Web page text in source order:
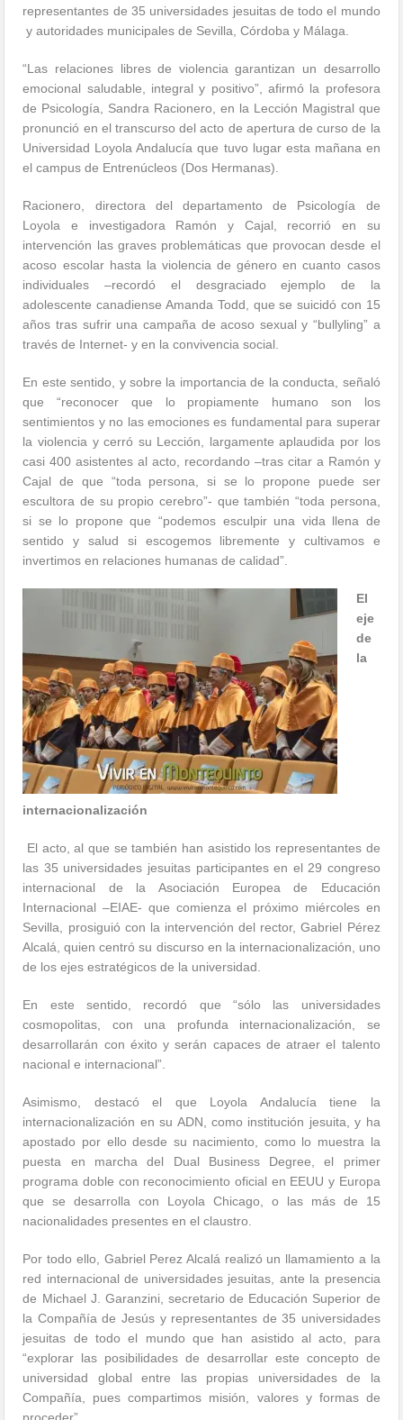
representantes de 35 universidades jesuitas de todo el mundo
y autoridades municipales de Sevilla, Córdoba y Málaga.
“Las relaciones libres de violencia garantizan un desarrollo
emocional saludable, integral y positivo”, afirmó la profesora
de Psicología, Sandra Racionero, en la Lección Magistral que
pronunció en el transcurso del acto de apertura de curso de la
Universidad Loyola Andalucía que tuvo lugar esta mañana en
el campus de Entrenúcleos (Dos Hermanas).
Racionero, directora del departamento de Psicología de
Loyola e investigadora Ramón y Cajal, recorrió en su
intervención las graves problemáticas que provocan desde el
acoso escolar hasta la violencia de género en cuanto casos
individuales –recordó el desgraciado ejemplo de la
adolescente canadiense Amanda Todd, que se suicidó con 15
años tras sufrir una campaña de acoso sexual y “bullyling” a
través de Internet- y en la convivencia social.
En este sentido, y sobre la importancia de la conducta, señaló
que “reconocer que lo propiamente humano son los
sentimientos y no las emociones es fundamental para superar
la violencia y cerró su Lección, largamente aplaudida por los
casi 400 asistentes al acto, recordando –tras citar a Ramón y
Cajal de que “toda persona, si se lo propone puede ser
escultora de su propio cerebro”- que también “toda persona,
si se lo propone que “podemos esculpir una vida llena de
sentido y salud si escogemos libremente y cultivamos e
invertimos en relaciones humanas de calidad”.
El
eje
de
la
internacionalización
El acto, al que se también han asistido los representantes de
las 35 universidades jesuitas participantes en el 29 congreso
internacional de la Asociación Europea de Educación
Internacional –EIAE- que comienza el próximo miércoles en
Sevilla, prosiguió con la intervención del rector, Gabriel Pérez
Alcalá, quien centró su discurso en la internacionalización, uno
de los ejes estratégicos de la universidad.
En este sentido, recordó que “sólo las universidades
cosmopolitas, con una profunda internacionalización, se
desarrollarán con éxito y serán capaces de atraer el talento
nacional e internacional”.
Asimismo, destacó el que Loyola Andalucía tiene la
internacionalización en su ADN, como institución jesuita, y ha
apostado por ello desde su nacimiento, como lo muestra la
puesta en marcha del Dual Business Degree, el primer
programa doble con reconocimiento oficial en EEUU y Europa
que se desarrolla con Loyola Chicago, o las más de 15
nacionalidades presentes en el claustro.
Por todo ello, Gabriel Perez Alcalá realizó un llamamiento a la
red internacional de universidades jesuitas, ante la presencia
de Michael J. Garanzini, secretario de Educación Superior de
la Compañía de Jesús y representantes de 35 universidades
jesuitas de todo el mundo que han asistido al acto, para
“explorar las posibilidades de desarrollar este concepto de
universidad global entre las propias universidades de la
Compañía, pues compartimos misión, valores y formas de